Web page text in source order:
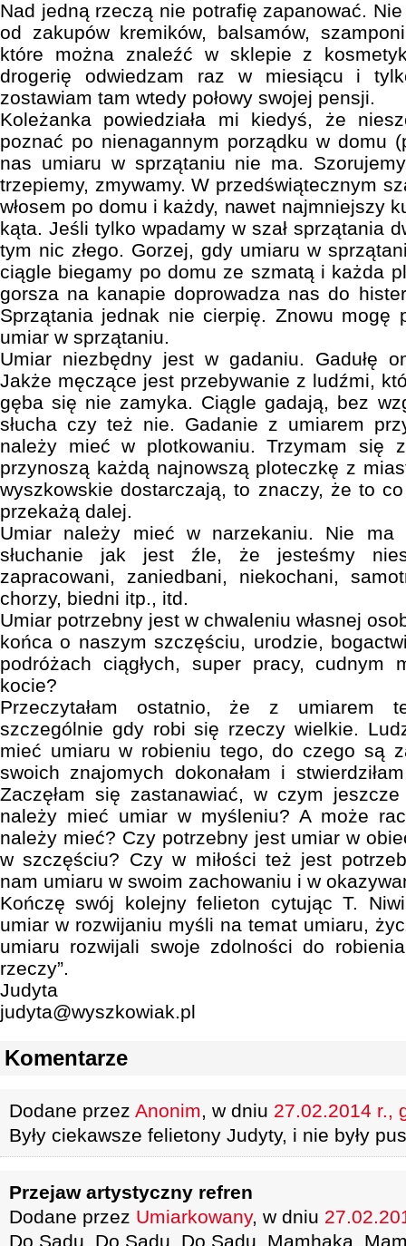
Nad jedną rzeczą nie potrafię zapanować.
od zakupów kremików, balsamów,
które można znaleźć w sklepie z
drogerię odwiedzam raz w miesiącu i
zostawiam tam wtedy połowy swojej pensji.
Koleżanka powiedziała mi kiedyś, że
poznać po nienagannym porządku w domu
nas umiaru w sprzątaniu nie ma.
trzepiemy, zmywamy. W przedświątecznym
włosem po domu i każdy, nawet najmniejszy
kąta. Jeśli tylko wpadamy w szał sprzątania
tym nic złego. Gorzej, gdy umiaru w
ciągle biegamy po domu ze szmatą i każda
gorsza na kanapie doprowadza nas do
Sprzątania jednak nie cierpię. Znowu mogę
umiar w sprzątaniu.
Umiar niezbędny jest w gadaniu. Gadułę
Jakże męczące jest przebywanie z ludźmi,
gęba się nie zamyka. Ciągle gadają, bez
słucha czy też nie. Gadanie z umiarem
należy mieć w plotkowaniu. Trzymam się
przynoszą każdą najnowszą ploteczkę z
wyszkowskie dostarczają, to znaczy, że to
przekażą dalej.
Umiar należy mieć w narzekaniu. Nie ma
słuchanie jak jest źle, że jesteśmy
zapracowani, zaniedbani, niekochani,
chorzy, biedni itp., itd.
Umiar potrzebny jest w chwaleniu własnej
końca o naszym szczęściu, urodzie,
podróżach ciągłych, super pracy, cudnym
kocie?
Przeczytałam ostatnio, że z umiarem
szczególnie gdy robi się rzeczy wielkie.
mieć umiaru w robieniu tego, do czego są
swoich znajomych dokonałam i
Zaczęłam się zastanawiać, w czym
należy mieć umiar w myśleniu? A może
należy mieć? Czy potrzebny jest umiar w
w szczęściu? Czy w miłości też jest
nam umiaru w swoim zachowaniu i w
Kończę swój kolejny felieton cytując T.
umiar w rozwijaniu myśli na temat umiaru,
umiaru rozwijali swoje zdolności do
rzeczy”.
Judyta
judyta@wyszkowiak.pl
Komentarze
Dodane przez Anonim, w dniu 27.02.2014 r.,
Były ciekawsze felietony Judyty, i nie były
Przejaw artystyczny refren
Dodane przez Umiarkowany, w dniu
Do Sądu, Do Sądu, Do Sądu, Mamhaka,